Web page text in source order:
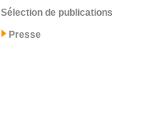
Sélection de publications
Presse